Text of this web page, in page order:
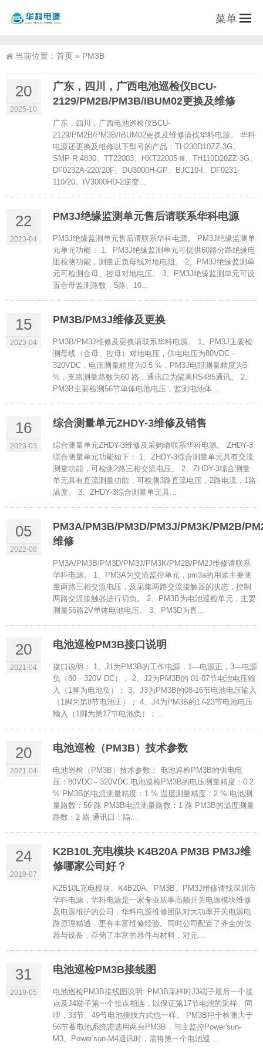
菜单
当前位置： 首页 » PM3B
20
2025-10
广东，四川，广西电池巡检仪BCU-
2129/PM2B/PM3B/IBUM02更换及维修
广东，四川，广西电池巡检仪BCU-
2129/PM2B/PM3B/IBUM02更换及维修请找华科电源。 华科
电源还更换及维修以下型号的产品：TH230D10ZZ-3G、
SMP-R 4830、TT22003、HXT22005-Ⅲ、TH110D20ZZ-3G、
DF0232A-220/20F、DU3000H-GP、BJC10-I、DF0231-
110/20、IV3000HD-2逆变...
22
2023-04
PM3J绝缘监测单元售后请联系华科电源
PM3J绝缘监测单元售后请联系华科电源。 PM3J绝缘监测单
元单元功能： 1、PM3J绝缘监测单元可提供60路分路绝缘电
阻检测功能，测量正负母线对地电阻。 2、PM3J绝缘监测单
元可检测合母、控母对地电压。 3、PM3J绝缘监测单元可设
置合母监测路数，5路、10...
15
2023-04
PM3B/PM3J维修及更换
PM3B/PM3J维修及更换请联系华科电源。 1、PM3J主要检
测母线（合母、控母）对地电压，供电电压为80VDC－
320VDC，电压测量精度为0.5 %，PM3J电阻测量精度为5
%，支路测量路数为60 路，通讯口为隔离RS485通讯。 2、
PM3B主要检测56节单体电池电压，监测电池体...
16
2023-03
综合测量单元ZHDY-3维修及销售
综合测量单元ZHDY-3维修及采购请联系华科电源。 ZHDY-3
综合测量单元功能如下： 1、ZHDY-3综合测量单元具有交流
测量功能，可检测2路三相交流电压。 2、ZHDY-3综合测量
单元具有直流测量功能，可检测3路直流电压，2路电流，1路
温度。 3、ZHDY-3综合测量单元具...
05
2022-08
PM3A/PM3B/PM3D/PM3J/PM3K/PM2B/
维修
PM3A/PM3B/PM3D/PM3J/PM3K/PM2B/PM2J维修请联系
华科电源。 1、PM3A为交流监控单元，pm3a的用途主要测
量两路三相交流电压，及采集两路交流接触器的状态，控制
两路交流接触器进行切负。 2、PM3B为电池巡检单元，主要
测量56路2V单体电池电压。 3、PM3D为直...
20
2021-04
电池巡检PM3B接口说明
接口说明： 1、J1为PM3B的工作电源，1—电源正，3—电源
负（80－320V DC）； 2、J2为PM3B的 01-07节电池电压输
入（1脚为电池负）； 3、J3为PM3B的08-16节电池电压输入
（1脚为第8节电池正）； 4、J4为PM3B的17-23节电池电压
输入（1脚为第17节电池负）；...
20
2021-04
电池巡检（PM3B）技术参数
电池巡检（PM3B）技术参数： 电池巡检PM3B的供电电
压：80VDC－320VDC 电池巡检PM3B的电压测量精度：0.2
% PM3B的电流测量精度：1 % 温度测量精度：2 % 电池测
量路数：56 路 PM3B电流测量路数：1 路 PM3B的温度测量
路数：2 路 通讯口：隔...
24
2019-07
K2B10L充电模块 K4B20A PM3B PM3J维
修哪家公司好？
K2B10L充电模块、K4B20A、PM3B、PM3J维修请找深圳市
华科电源，华科电源是一家专业从事高频开关电源模块维修
及电源维护的公司，华科电源维修团队对大功率开关电源电
路原理精通，更有丰富维修经验。同时公司配置了齐全的仪
器与设备，存储了丰富的器件与材料，对元...
31
2019-05
电池巡检PM3B接线图
电池巡检PM3B接线图说明: PM3B采样时J3端子最后一个接
点及J4端子第一个接点相连，以保证第17节电池的采样。同
理，33节、49节电池接线方式也一样。 PM3B用于检测大于
56节蓄电池系统需选用两台PM3B，与主监控Power'sun-
M3、Power'sun-M4通讯时，需将第一个电池巡...